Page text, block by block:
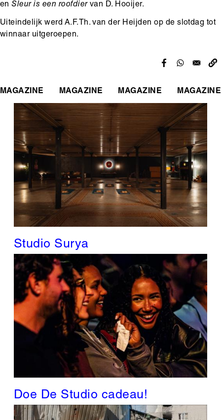
enSleur is een roofdiervan D. Hooijer.
Uiteindelijk werd A.F.Th. van der Heijden op de slotdag tot
winnaar uitgeroepen.
MAGAZINE MAGAZINE MAGAZINE MAGAZINE
Studio Surya
Doe De Studio cadeau!